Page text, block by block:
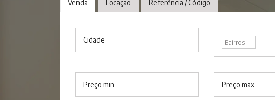
Venda Locação Referência / Código
Cidade Bairros
Preço min Preço max